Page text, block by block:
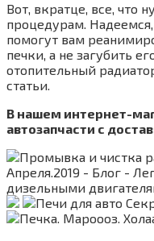
Вот, вкратце, все, что
процедурам.
помогут вам
печки, а не загубить
отопительный
статьи.
В нашем интернет-
автозапчасти с